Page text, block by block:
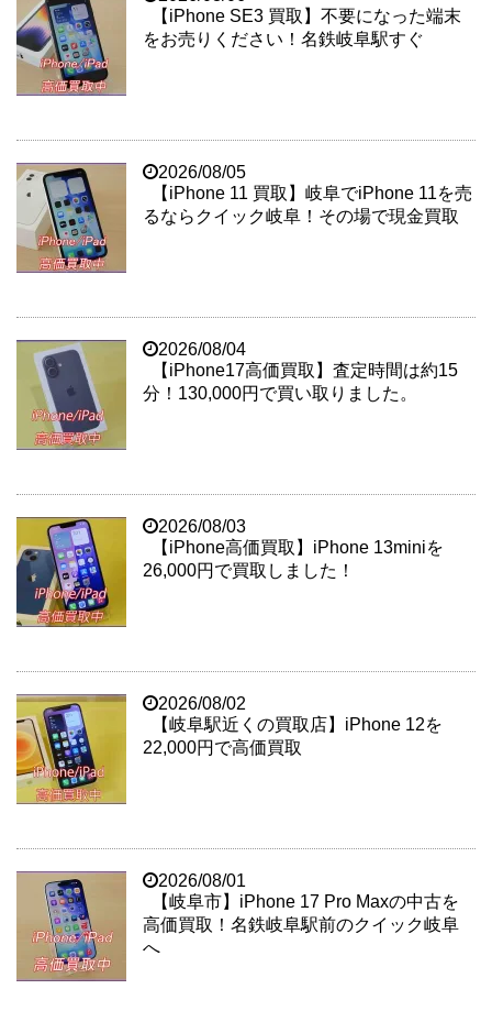
【iPhone SE3 買取】不要になった端末
をお売りください！名鉄岐阜駅すぐ
2026/08/05
【iPhone 11 買取】岐阜でiPhone 11を売
るならクイック岐阜！その場で現金買取
2026/08/04
【iPhone17高価買取】査定時間は約15
分！130,000円で買い取りました。
2026/08/03
【iPhone高価買取】iPhone 13miniを
26,000円で買取しました！
2026/08/02
【岐阜駅近くの買取店】iPhone 12を
22,000円で高価買取
2026/08/01
【岐阜市】iPhone 17 Pro Maxの中古を
高価買取！名鉄岐阜駅前のクイック岐阜
へ